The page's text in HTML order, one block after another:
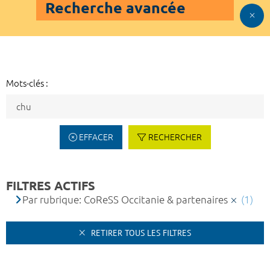
Recherche avancée
Mots-clés :
EFFACER RECHERCHER
FILTRES ACTIFS
Par rubrique: CoReSS Occitanie & partenaires (1)
RETIRER TOUS LES FILTRES